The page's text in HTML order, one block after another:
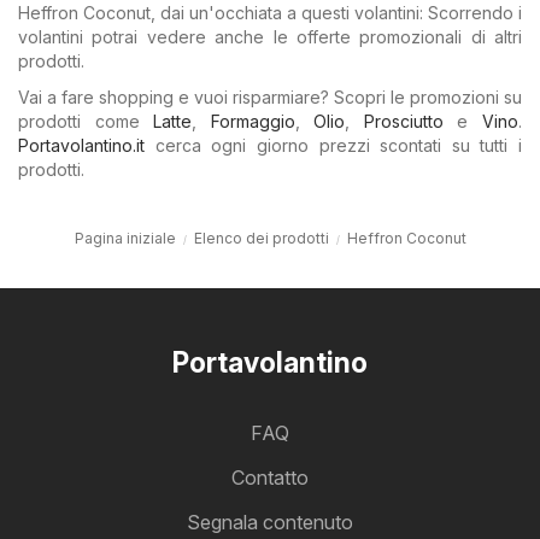
Heffron Coconut, dai un'occhiata a questi volantini: Scorrendo i
volantini potrai vedere anche le offerte promozionali di altri
prodotti.
Vai a fare shopping e vuoi risparmiare? Scopri le promozioni su
prodotti comeLatte Formaggio ,Olio Prosciutto eVino.
Portavolantino.it cerca ogni giorno prezzi scontati su tutti i
prodotti.
Pagina iniziale Elenco dei prodotti Heffron Coconut
Portavolantino
FAQ
Contatto
Segnala contenuto